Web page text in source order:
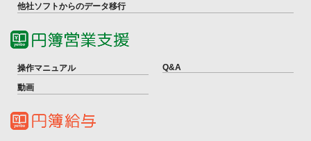
他社ソフトからのデータ移行
操作マニュアル Q&A
動画